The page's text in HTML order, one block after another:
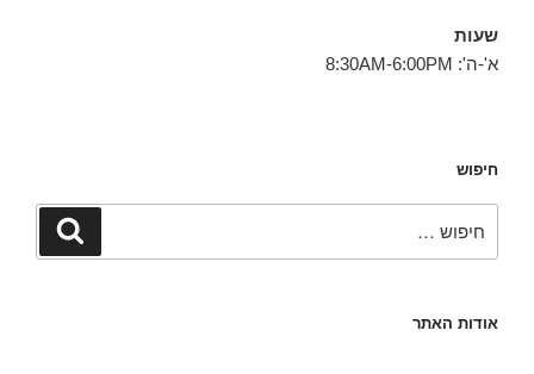
שעות
א'-ה': 8:30AM-6:00PM
חיפוש
חיפוש
אודות האתר